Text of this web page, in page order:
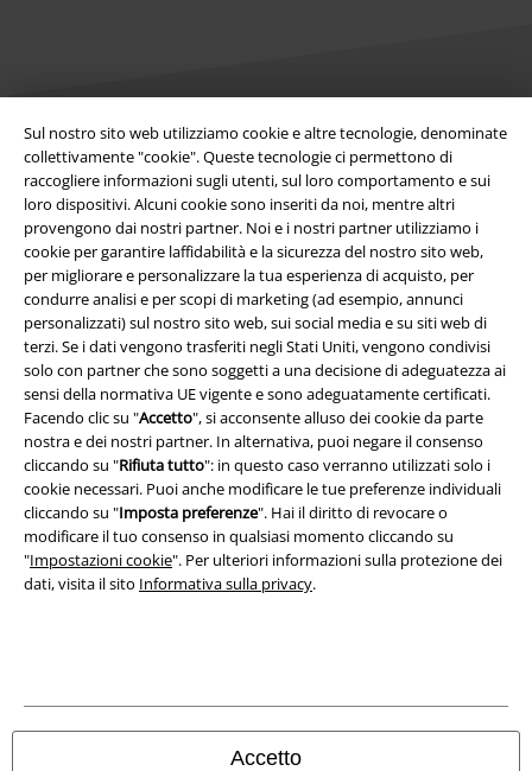
Sul nostro sito web utilizziamo cookie e altre tecnologie, denominate
collettivamente "cookie". Queste tecnologie ci permettono di
raccogliere informazioni sugli utenti, sul loro comportamento e sui
loro dispositivi. Alcuni cookie sono inseriti da noi, mentre altri
provengono dai nostri partner. Noi e i nostri partner utilizziamo i
cookie per garantire laffidabilità e la sicurezza del nostro sito web,
per migliorare e personalizzare la tua esperienza di acquisto, per
condurre analisi e per scopi di marketing (ad esempio, annunci
personalizzati) sul nostro sito web, sui social media e su siti web di
terzi. Se i dati vengono trasferiti negli Stati Uniti, vengono condivisi
solo con partner che sono soggetti a una decisione di adeguatezza ai
sensi della normativa UE vigente e sono adeguatamente certificati.
Facendo clic su "Accetto", si acconsente alluso dei cookie da parte
nostra e dei nostri partner. In alternativa, puoi negare il consenso
cliccando su "Rifiuta tutto": in questo caso verranno utilizzati solo i
cookie necessari. Puoi anche modificare le tue preferenze individuali
cliccando su "Imposta preferenze". Hai il diritto di revocare o
modificare il tuo consenso in qualsiasi momento cliccando su
"Impostazioni cookie". Per ulteriori informazioni sulla protezione dei
dati, visita il sito Informativa sulla privacy.
Accetto
Info legali
Termini & Condizioni
Redazione
Legge sulla Privacy
Smaltimento rifiuti e protezione dell’ambiente
Dichiarazione di Conformità
Informazioni sull'accessibilità
Impostazioni cookie
Esercita Recesso